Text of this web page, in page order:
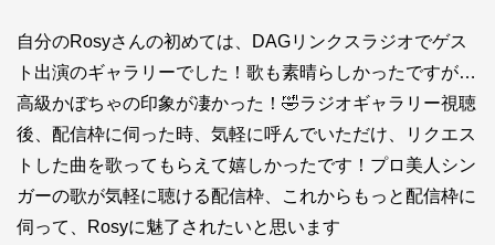
お仕事のご相談・お問い合わせ
自分のRosyさんの初めては、DAGリンクスラジオでゲス
ト出演のギャラリーでした！歌も素晴らしかったですが…
高級かぼちゃの印象が凄かった！🤣ラジオギャラリー視聴
後、配信枠に伺った時、気軽に呼んでいただけ、リクエス
トした曲を歌ってもらえて嬉しかったです！プロ美人シン
ガーの歌が気軽に聴ける配信枠、これからもっと配信枠に
伺って、Rosyに魅了されたいと思います